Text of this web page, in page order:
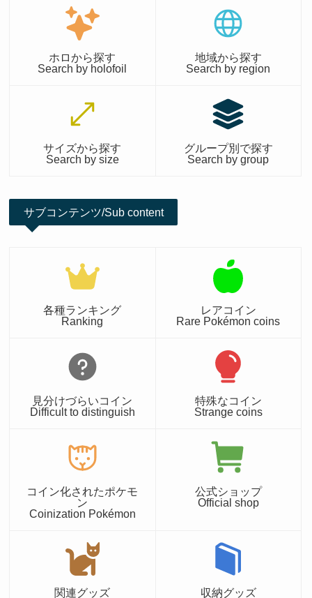
ホロから探す
Search by holofoil
地域から探す
Search by region
サイズから探す
Search by size
グループ別で探す
Search by group
サブコンテンツ/Sub content
各種ランキング
Ranking
レアコイン
Rare Pokémon coins
見分けづらいコイン
Difficult to distinguish
特殊なコイン
Strange coins
コイン化されたポケモ
ン
Coinization Pokémon
公式ショップ
Official shop
関連グッズ
収納グッズ